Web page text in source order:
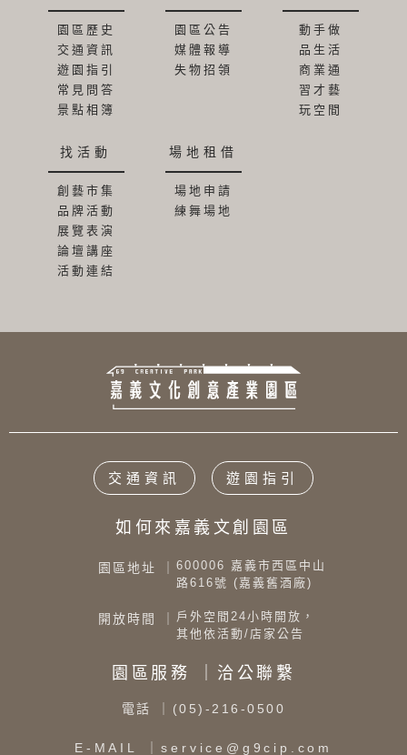
園區歷史
交通資訊
遊園指引
常見問答
景點相簿
園區公告
媒體報導
失物招領
動手做
品生活
商業通
習才藝
玩空間
找活動
創藝市集
品牌活動
展覽表演
論壇講座
活動連結
場地租借
場地申請
練舞場地
交通資訊 遊園指引
如何來嘉義文創園區
園區地址 ｜ 600006 嘉義市西區中山
路616號 (嘉義舊酒廠)
開放時間 ｜ 戶外空間24小時開放，
其他依活動/店家公告
園區服務 ｜洽公聯繫
電話 ｜(05)-216-0500
E-MAIL ｜service@g9cip.com